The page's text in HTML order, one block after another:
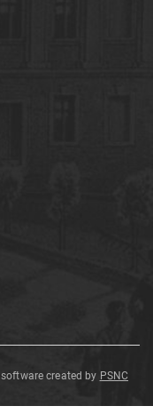
software created by PSNC